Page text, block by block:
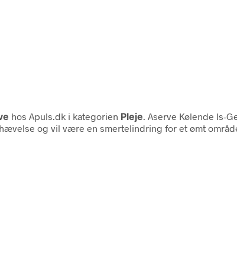
hos Apuls.dk i kategorien Pleje . Aserve Kølende
og vil være en smertelindring for et ømt